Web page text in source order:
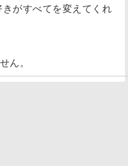
がすべてを変えてくれ
ん。